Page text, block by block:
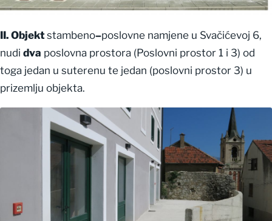
II. Objektstambeno–poslovne namjene u Svačićevoj 6,
nudi dva poslovna prostora (Poslovni prostor 1 i 3) od
toga jedan u suterenu te jedan (poslovni prostor 3) u
prizemlju objekta.